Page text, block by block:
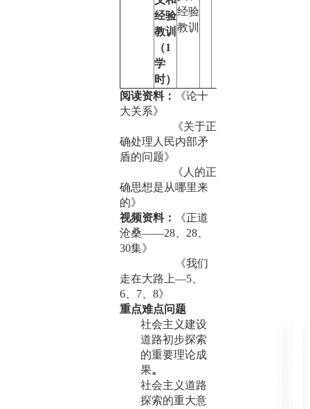
经验
教训
（1
学
时）
经验
教训
阅读资料：
《论十
大关系》
《关于正
确处理人民内部矛
盾的问题》
《人的正
确思想是从哪里来
的》
视频资料：
《正道
沧桑——28 28
30集》
《我们
走在大路上—5
6
7 、8》
重点难点问题
社会主义建设
道路初步探索
的重要理论成
果。
社会主义道路
探索的重大意